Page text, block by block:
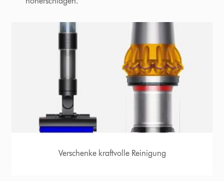
Verschenke kraftvolle Reinigung